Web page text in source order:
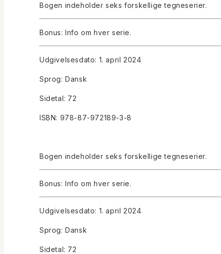
Bogen indeholder seks forskellige tegneserier.
Bonus: Info om hver serie.
Udgivelsesdato: 1. april 2024
Sprog: Dansk
Sidetal: 72
ISBN: 978-87-972189-3-8
Bogen indeholder seks forskellige tegneserier.
Bonus: Info om hver serie.
Udgivelsesdato: 1. april 2024
Sprog: Dansk
Sidetal: 72